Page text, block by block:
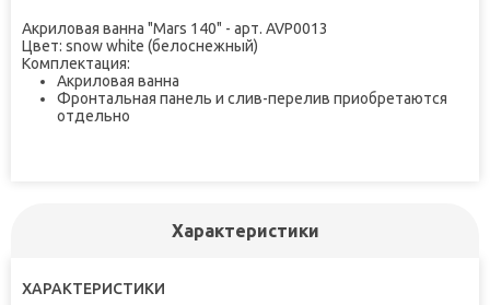
Акриловая ванна "Mars 140" - арт. AVP0013
Цвет: snow white (белоснежный)
Комплектация:
Акриловая ванна
Фронтальная панель и слив-перелив приобретаются
отдельно
Характеристики
ХАРАКТЕРИСТИКИ